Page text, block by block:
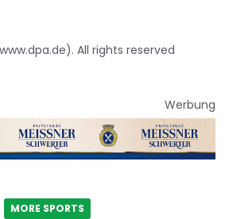
All rights reserved
Werbung
MORE SPORTS